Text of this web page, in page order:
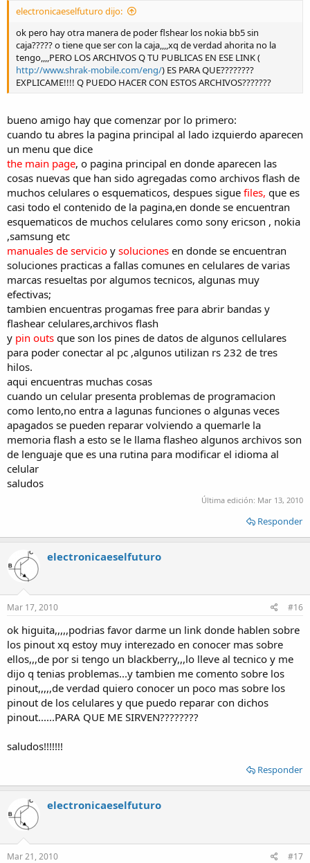
electronicaeselfuturo dijo:
ok pero hay otra manera de poder flshear los nokia bb5 sin
caja????? o tiene que ser con la caja,,,,xq de verdad ahorita no la
tengo,,,,PERO LOS ARCHIVOS Q TU PUBLICAS EN ESE LINK (
http://www.shrak-mobile.com/eng/) ES PARA QUE????????
EXPLICAME!!!! Q PUEDO HACER CON ESTOS ARCHIVOS???????
bueno amigo hay que comenzar por lo primero:
cuando tu abres la pagina principal al lado izquierdo aparecen
un menu que dice
the main page, o pagina principal en donde aparecen las
cosas nuevas que han sido agregadas como archivos flash de
muchos celulares o esquematicos, despues sigue files, que es
casi todo el contenido de la pagina,en donde se encuentran
esquematicos de muchos celulares como sony ericson , nokia
,samsung etc
manuales de servicio y soluciones en donde se encuentran
soluciones practicas a fallas comunes en celulares de varias
marcas resueltas por algumos tecnicos, algunas muy
efectivas;
tambien encuentras progamas free para abrir bandas y
flashear celulares,archivos flash
y pin outs que son los pines de datos de algunos cellulares
para poder conectar al pc ,algunos utilizan rs 232 de tres
hilos.
aqui encuentras muchas cosas
cuando un celular presenta problemas de programacion
como lento,no entra a lagunas funciones o algunas veces
apagados se pueden reparar volviendo a quemarle la
memoria flash a esto se le llama flasheo algunos archivos son
de lenguaje que es una rutina para modificar el idioma al
celular
saludos
Última edición: Mar 13, 2010
Responder
electronicaeselfuturo
Mar 17, 2010 #16
ok higuita,,,,,podrias favor darme un link donde hablen sobre
los pinout xq estoy muy interezado en conocer mas sobre
ellos,,,de por si tengo un blackberry,,,lo lleve al tecnico y me
dijo q tenias problemas...y tambien me comento sobre los
pinout,,,,,de verdad quiero conocer un poco mas sobre los
pinout de los celulares y que puedo reparar con dichos
pinout......PARA QUE ME SIRVEN????????
saludos!!!!!!!
Responder
electronicaeselfuturo
Mar 21, 2010 #17